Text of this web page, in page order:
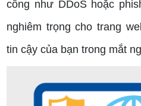
công như DDoS hoặc
nghiêm trọng cho trang
tin cậy của bạn trong mắt